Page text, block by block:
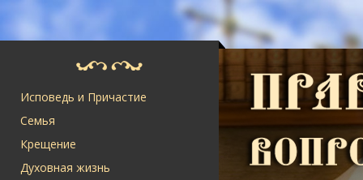
Исповедь и Причастие
Семья
Крещение
Духовная жизнь